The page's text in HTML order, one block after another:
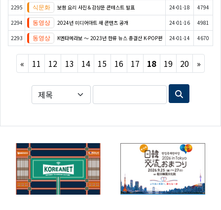
2295 보쌈 요리 사진＆감상문 콘테스트 발표 24-01-18 4794
2294 2024년 미디어아트 새 콘텐츠 공개 24-01-16 4981
2293 K엔타메라보 ～ 2023년 한류 뉴스 총결산 K-POP편 24-01-14 4670
« Previous
11 12 13 14 15 16 17 18 19 20 »Next